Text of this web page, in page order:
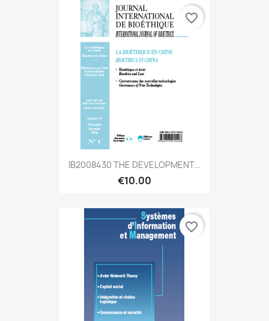
IB2008430 THE DEVELOPMENT...
€10.00
favorite_border
favorite_border